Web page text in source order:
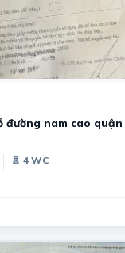
đường nam cao
🚿 4 WC